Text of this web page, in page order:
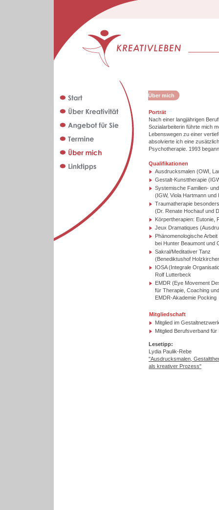
Über mich
Porträt
Nach einer langjährigen
Sozialarbeiterin führte mich
Lebenswegen zu einer
absolvierte ich eine
Psychotherapie. 1993
Qualifikationen
Ausdrucksmalen (OWI,
Gestalt-Kunsttherapie
Systemische Familien-
(IGW, Viola Hartmann und
Traumatherapie
(Dr. Renate Hochauf und
Körpertherapien: Eutonie,
Jeux Dramatiques
Phänomenologische Arbeit
bei Hunter Beaumont und
Sakral/Meditativer Tanz
(Benediktushof
IOSA (Integrale
Rolf Lutterbeck
EMDR (Eye Movement
für Therapie, Coaching
EMDR-Akademie Pocking
Mitgliedschaft
Mitglied im
Mitglied Berufsverband
Lesetipp:
Lydia Paulik-Rebe
"Ausdrucksmalen,
als kreativer Prozess"